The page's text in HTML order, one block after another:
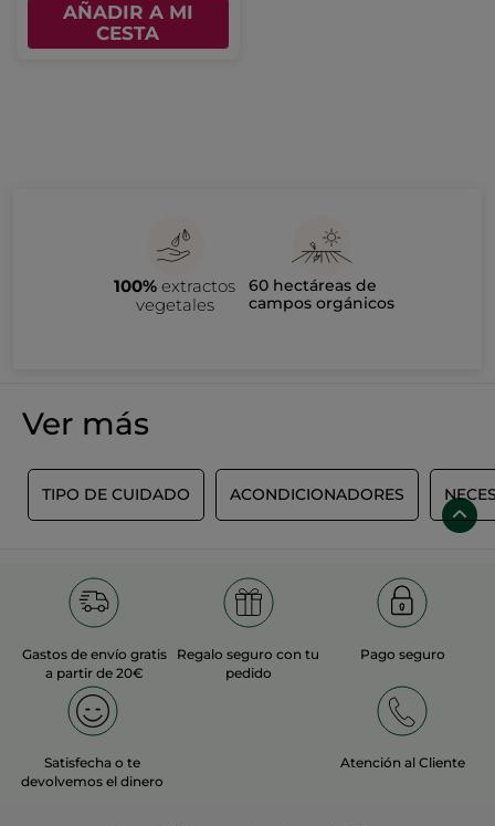
AÑADIR A MI
CESTA
100% extractos
vegetales
60 hectáreas de
campos orgánicos
Ver más
TIPO DE CUIDADO ACONDICIONADORES
Gastos de envío gratis
a partir de 20€
Regalo seguro con tu
pedido
Pago seguro
Satisfecha o te
devolvemos el dinero
Atención al Cliente